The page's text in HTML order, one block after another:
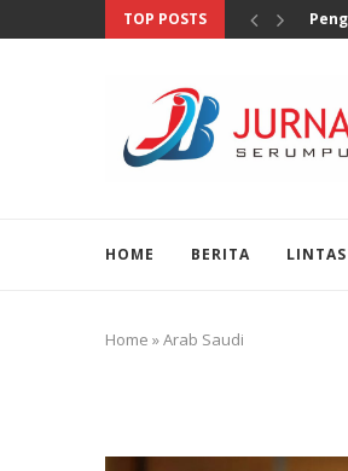
TOP POSTS
HOME BERITA
Home »Arab Saudi